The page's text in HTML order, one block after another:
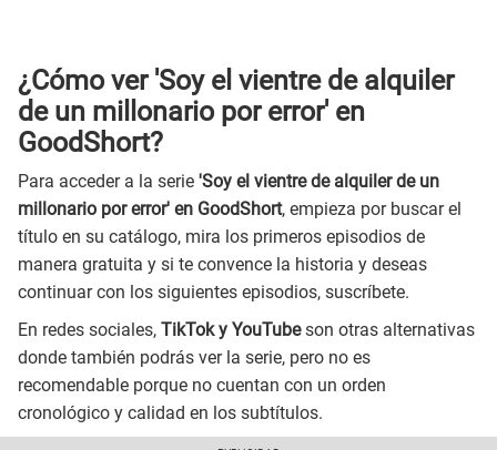
¿Cómo ver 'Soy el vientre de alquiler
de un millonario por error' en
GoodShort?
Para acceder a la serie 'Soy el vientre de alquiler de un
millonario por error' en GoodShort, empieza por buscar el
título en su catálogo, mira los primeros episodios de
manera gratuita y si te convence la historia y deseas
continuar con los siguientes episodios, suscríbete.
En redes sociales, TikTok y YouTubeson otras alternativas
donde también podrás ver la serie, pero no es
recomendable porque no cuentan con un orden
cronológico y calidad en los subtítulos.